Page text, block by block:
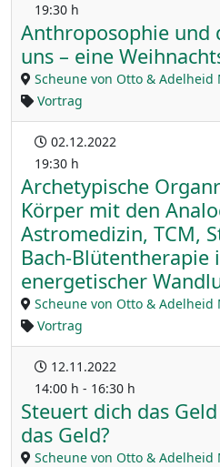
19:30 h
Anthroposophie und
uns – eine
Scheune von Otto & Adelheid
Vortrag
02.12.2022
19:30 h
Archetypische
Körper mit den
Astromedizin, TCM,
Bach-Blütentherapie
energetischer
Scheune von Otto & Adelheid
Vortrag
12.11.2022
14:00 h - 16:30 h
Steuert dich das
das Geld?
Scheune von Otto & Adelheid